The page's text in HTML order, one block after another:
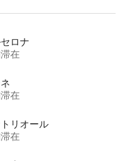
ロナ
在
在
リオール
在